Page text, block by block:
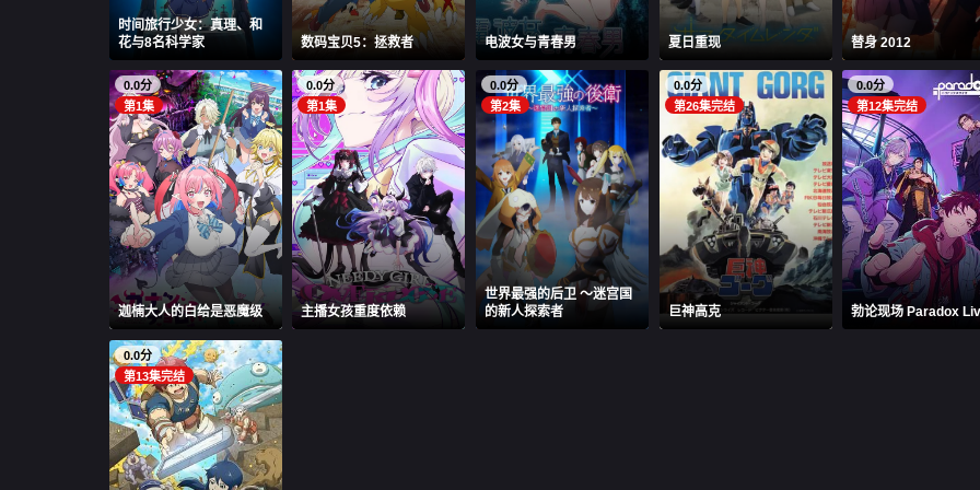
时间旅行少女：真理、和
花与8名科学家
数码宝贝5：拯救者 电波女与青春男 夏日重现 替身 2012
0.0分
第1集
迦楠大人的白给是恶魔级
0.0分
第1集
主播女孩重度依赖
0.0分
第2集
世界最强的后卫 ～迷宫国
的新人探索者
0.0分
第26集完结
巨神高克
0.0分
第12集完结
勃论现场 Paradox
0.0分
第13集完结